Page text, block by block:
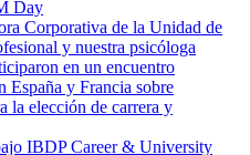
Day
Corporativa de la Unidad de
y nuestra psicóloga
en un encuentro
España y Francia sobre
la elección de carrera y
IBDP Career & University